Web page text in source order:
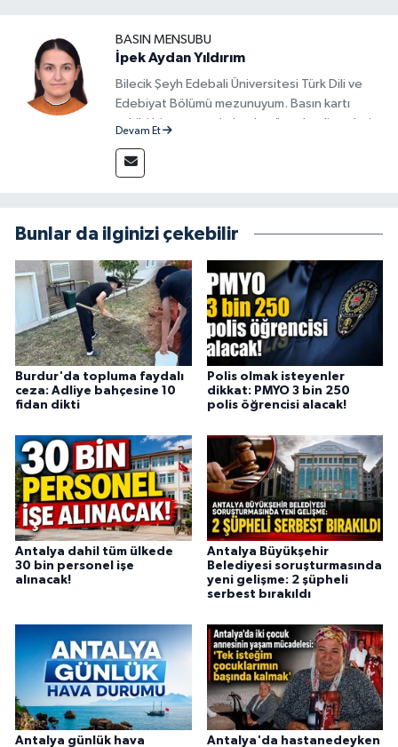
BASIN MENSUBU
İpek Aydan Yıldırım
Bilecik Şeyh Edebali Üniversitesi Türk Dili ve
Edebiyat Bölümü mezunuyum. Basın kartı
sahibi bir gazeteci olarak, güncel gelişmeleri
güvenilir ve tarafsız bilgilerle buluşturmayı
amaçlıyorum. Habercilik anlayışımda etik
alanlarda ürettiğim içeriklerle kamuoyuna
fayda sağla
Devam Et
Bunlar da ilginizi çekebilir
Burdur'da topluma faydalı
ceza: Adliye bahçesine 10
fidan dikti
Polis olmak isteyenler
dikkat: PMYO 3 bin 250
polis öğrencisi alacak!
Antalya dahil tüm ülkede
30 bin personel işe
alınacak!
Antalya Büyükşehir
Belediyesi soruşturmasında
yeni gelişme: 2 şüpheli
serbest bırakıldı
Antalya günlük hava Antalya'da hastanedeyken